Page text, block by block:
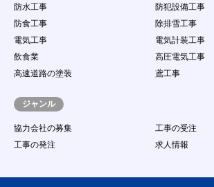
（１４）
他の会員又は第三者の財産権、プライバシー
権、人格権等を侵害する行為、またはそのお
（１５）
実際に依頼する意思がないのに、企業に対し
（１６）虚偽の情報をサイトに登録、提供し、求人に
（１７）著作権、商標権、プライバシー権、氏名権、
肖像権等の他人の権利を侵害する、またはそ
のおそれのある行為
（１８）その他事務局が不適切であると判断する行為
防水工事
防犯設備工事
防食工事
除排雪工事
電気工事
電気計装工事
飲食業
高圧電気工事
高速道路の塗装
鳶工事
ジャンル
協力会社の募集
工事の受注
工事の発注
求人情報